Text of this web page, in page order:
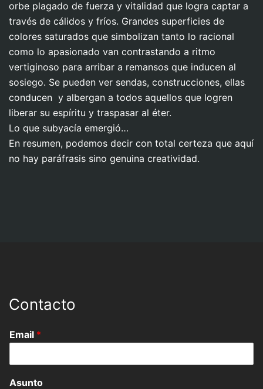
orbe plagado de fuerza y vitalidad que logra captar a
través de cálidos y fríos. Grandes superficies de
colores saturados que simbolizan tanto lo racional
como lo apasionado van contrastando a ritmo
vertiginoso para arribar a remansos que inducen al
sosiego. Se pueden ver sendas, construcciones, ellas
conducen y albergan a todos aquellos que logren
liberar su espíritu y traspasar al éter.
Lo que subyacía emergió…
En resumen, podemos decir con total certeza que aquí
no hay paráfrasis sino genuina creatividad.
Contacto
Email *
Asunto